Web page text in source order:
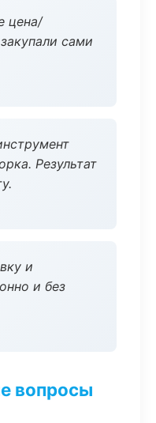
цена/
сами
Результат
и
и без
вопросы